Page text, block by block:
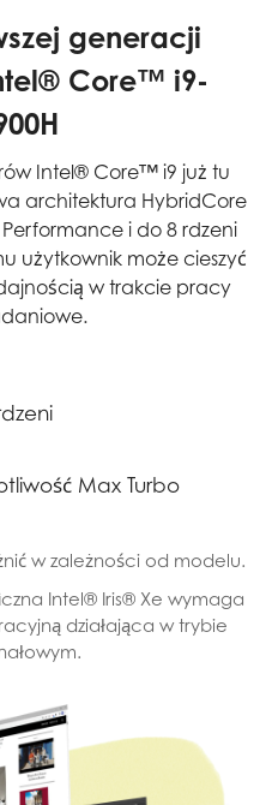
generacji
Core™ i9-
Intel® Core™ i9 już tu
architektura HybridCore
i do 8 rdzeni
użytkownik może cieszyć
w trakcie pracy
Max Turbo
w zależności od modelu.
Intel® Iris® Xe wymaga
działająca w trybie